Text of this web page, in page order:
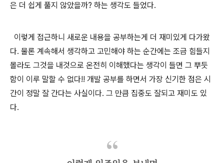
은 더 쉽게 풀지 않았을까? 하는 생각도 들었다.
이렇게 접근하니 새로운 내용을 공부하는게 더 재미있게 다가왔
다. 물론 계속해서 생각하고 고민해야 하는 순간에는 조금 힘들지
몰라도 그것을 내것으로 온전히 이해했다는 생각이 들면 그 뿌듯
함이 이루 말할 수 없다!! 개발 공부를 하면서 가장 신기한 점은 시
간이 정말 잘 간다는 사실이다. 그 만큼 집중도 잘되고 재미도 있
다.